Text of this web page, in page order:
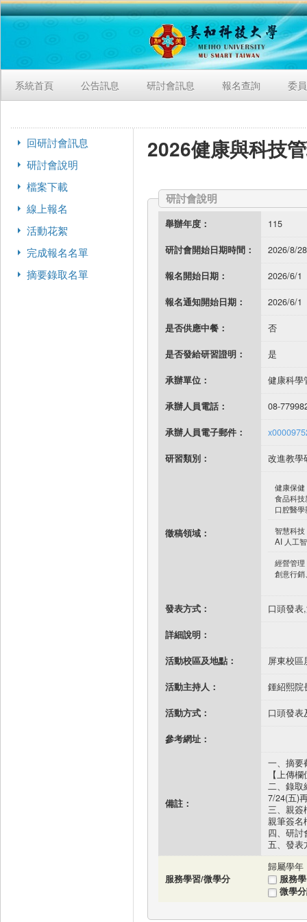
系統首頁 公告訊息 研討會訊息 報名查詢 委
2026健康與科技
研討會說明
舉辦年度： 115
研討會開始日期時間： 2026/8/
報名開始日期： 2026/6/1
報名通知開始日期： 2026/6/1
是否供應中餐： 否
是否發給研習證明： 是
承辦單位： 健康科學
承辦人員電話： 08-
承辦人員電子郵件：
研習類別： 改進教學
徵稿領域：
健康保
食品科
口腔醫
智慧科
AI 人工
經營管
創意行
發表方式： 口頭發表
詳細說明：
活動校區及地點： 屏東校區
活動主持人： 鍾紹熙院
活動方式： 口頭發表
參考網址：
備註：
一、摘要
【上傳
二、錄取
7/24(五)
三、親簽
親筆簽名
四、研
五、發表
服務學習/微學分
服務
微學
回研討會訊息
研討會說明
檔案下載
線上報名
活動花絮
完成報名名單
摘要錄取名單